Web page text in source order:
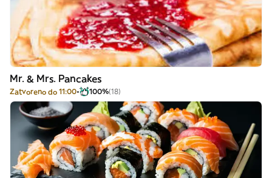
Mr. & Mrs. Pancakes
Zatvoreno do 11:00 100%(18)